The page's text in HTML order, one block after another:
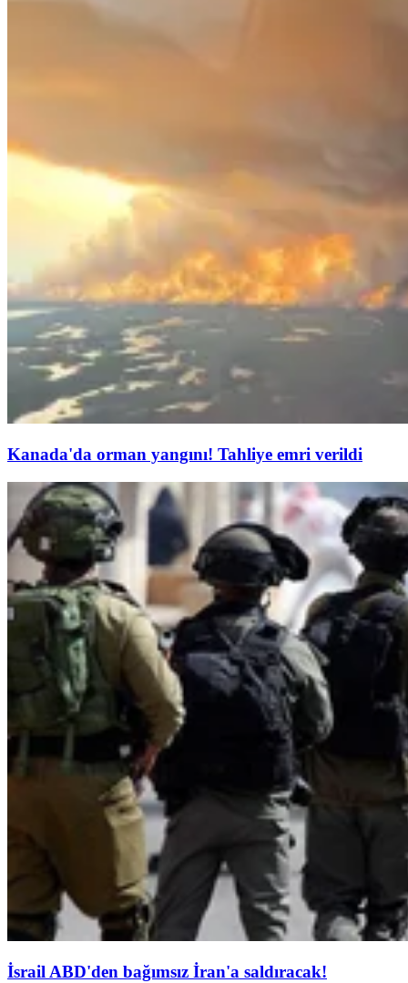
Kanada'da orman yangını! Tahliye emri verildi
İsrail ABD'den bağımsız İran'a saldıracak!